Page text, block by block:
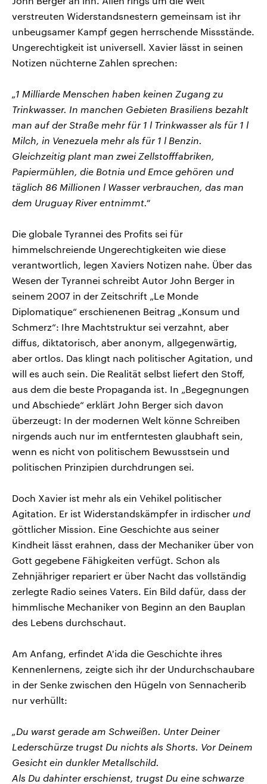
verstreuten Widerstandsnestern gemeinsam ist ihr
unbeugsamer Kampf gegen herrschende Missstände.
Ungerechtigkeit ist universell. Xavier lässt in seinen
Notizen nüchterne Zahlen sprechen:
„1 Milliarde Menschen haben keinen Zugang zu
Trinkwasser. In manchen Gebieten Brasiliens bezahlt
man auf der Straße mehr für 1 l Trinkwasser als für 1 l
Milch, in Venezuela mehr als für 1 l Benzin.
Gleichzeitig plant man zwei Zellstofffabriken,
Papiermühlen, die Botnia und Emce gehören und
täglich 86 Millionen l Wasser verbrauchen, das man
dem Uruguay River entnimmt.“
Die globale Tyrannei des Profits sei für
himmelschreiende Ungerechtigkeiten wie diese
verantwortlich, legen Xaviers Notizen nahe. Über das
Wesen der Tyrannei schreibt Autor John Berger in
seinem 2007 in der Zeitschrift „Le Monde
Diplomatique“ erschienenen Beitrag „Konsum und
Schmerz“: Ihre Machtstruktur sei verzahnt, aber
diffus, diktatorisch, aber anonym, allgegenwärtig,
aber ortlos. Das klingt nach politischer Agitation, und
will es auch sein. Die Realität selbst liefert den Stoff,
aus dem die beste Propaganda ist. In „Begegnungen
und Abschiede“ erklärt John Berger sich davon
überzeugt: In der modernen Welt könne Schreiben
nirgends auch nur im entferntesten glaubhaft sein,
wenn es nicht von politischem Bewusstsein und
politischen Prinzipien durchdrungen sei.
Doch Xavier ist mehr als ein Vehikel politischer
Agitation. Er ist Widerstandskämpfer in irdischer und
göttlicher Mission. Eine Geschichte aus seiner
Kindheit lässt erahnen, dass der Mechaniker über von
Gott gegebene Fähigkeiten verfügt. Schon als
Zehnjähriger repariert er über Nacht das vollständig
zerlegte Radio seines Vaters. Ein Bild dafür, dass der
himmlische Mechaniker von Beginn an den Bauplan
des Lebens durchschaut.
Am Anfang, erfindet A'ida die Geschichte ihres
Kennenlernens, zeigte sich ihr der Undurchschaubare
in der Senke zwischen den Hügeln von Sennacherib
nur verhüllt:
„Du warst gerade am Schweißen. Unter Deiner
Lederschürze trugst Du nichts als Shorts. Vor Deinem
Gesicht ein dunkler Metallschild.
Als Du dahinter erschienst, trugst Du eine schwarze